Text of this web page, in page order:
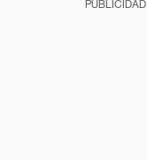
PUBLICIDAD